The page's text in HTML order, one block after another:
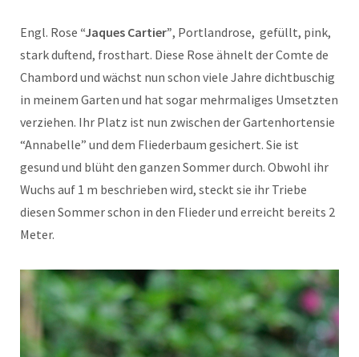
Engl. Rose “Jaques Cartier”, Portlandrose, gefüllt, pink,
stark duftend, frosthart. Diese Rose ähnelt der Comte de
Chambord und wächst nun schon viele Jahre dichtbuschig
in meinem Garten und hat sogar mehrmaliges Umsetzten
verziehen. Ihr Platz ist nun zwischen der Gartenhortensie
“Annabelle” und dem Fliederbaum gesichert. Sie ist
gesund und blüht den ganzen Sommer durch. Obwohl ihr
Wuchs auf 1 m beschrieben wird, steckt sie ihr Triebe
diesen Sommer schon in den Flieder und erreicht bereits 2
Meter.